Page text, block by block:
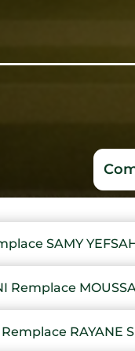
SAMY
Remplace
RAYANE